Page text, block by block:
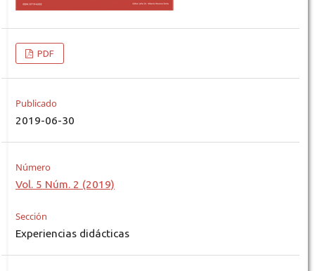
PDF
Publicado
2019-06-30
Número
Vol. 5 Núm. 2 (2019)
Sección
Experiencias didácticas